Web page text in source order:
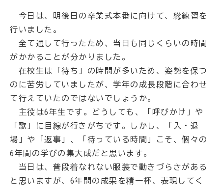
今日は、明後日の卒業式本番に向けて、総練習を
行いました。
全て通して行ったため、当日も同じくらいの時間
がかかることが分かりました。
在校生は「待ち」の時間が多いため、姿勢を保つ
のに苦労していましたが、学年の成長段階に合わせ
て行えていたのではないでしょうか。
主役は6年生です。どうしても、「呼びかけ」や
「歌」に目線が行きがちです。しかし、「入・退
場」や「返事」、「待っている時間」こそ、個々の
6年間の学びの集大成だと思います。
当日は、普段着なれない服装で動きづらさがある
と思いますが、6年間の成果を精一杯、表現してく